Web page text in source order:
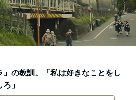
の教訓。「私は好きなことをし
」